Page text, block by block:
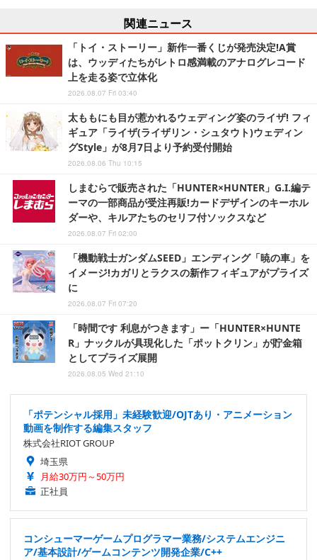
関連ニュース
「トイ・ストーリー」新作一番くじが発売決定!A賞
は、ウッディたちがレトロ感満載のアナログレコード
上を走る姿で立体化
2026.08.07 Fri 03:40
太ももにも目が惹かれるウェディング姿のライザ! フィ
ギュア「ライザ(ライザリン・シュタウト)ウェディン
グStyle」が8月7日より予約受付開始
2026.08.06 Thu 10:15
しまむらで販売された「HUNTER×HUNTER」G.I.編テ
ーマの一部商品が受注再販!カードデザインのキーホル
ダーや、キルアたちのセリフ付ソックスなど
2026.08.07 Fri 02:00
「機動戦士ガンダムSEED」エンディング「暁の車」を
イメージ!カガリとラクスの新作フィギュアがプライズ
に
2026.08.07 Fri 07:20
「時間です 利息がつきます」ー「HUNTER×HUNTE
R」ナックルが具現化した「ポットクリン」が貯金箱
としてプライズ展開
2026.08.05 Wed 21:10
「ポテンシャル採用」未経験歓迎/OJTあり・アニメーション
動画を制作する編集スタッフ
株式会社RIOT GROUP
埼玉県
月給30万円～50万円
正社員
コンシューマーゲームプログラマー業務/システムエンジニ
ア/基本設計/ゲームコンテンツ開発企業/C++